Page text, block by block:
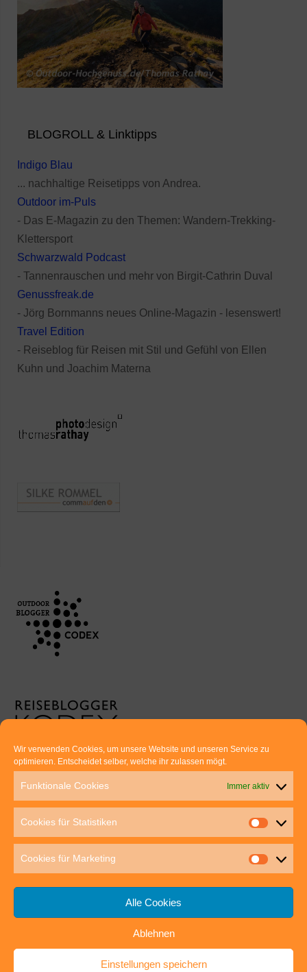
Wir verwenden Cookies, um unsere Website und unseren Service zu
optimieren. Entscheidet selber, welche ihr zulassen mögt.
Funktionale Cookies Immer aktiv
Cookies für Statistiken
Cookies für Marketing
Alle Cookies
Ablehnen
Einstellungen speichern
BLOGROLL & Linktipps
Indigo Blau
... nachhaltige Reisetipps von Andrea.
Outdoor im-Puls
- Das E-Magazin zu den Themen: Wandern-Trekking-
Klettersport
Schwarzwald Podcast
- Tannenrauschen und mehr von Birgit-Cathrin Duval
Genussfreak.de
- Jörg Bornmanns neues Online-Magazin - lesenswert!
Travel Edition
- Reiseblog für Reisen mit Stil und Gefühl von Ellen
Kuhn und Joachim Materna
Euer direkter Draht zu uns:
Thomas Rathay und Silke Rommel
70563 Stuttgart
post@outdoor-hochgenuss.de
IMPRESSUM DATENSCHUTZ